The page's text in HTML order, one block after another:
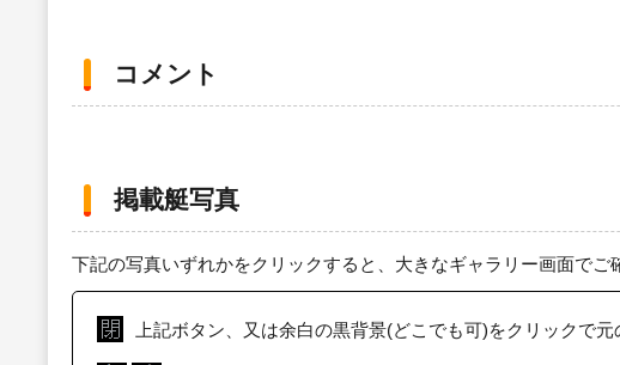
コメント
掲載艇写真
下記の写真いずれかをクリックすると、大きなギャラリー画面で
上記ボタン、又は余白の黒背景(どこでも可)をクリックで元